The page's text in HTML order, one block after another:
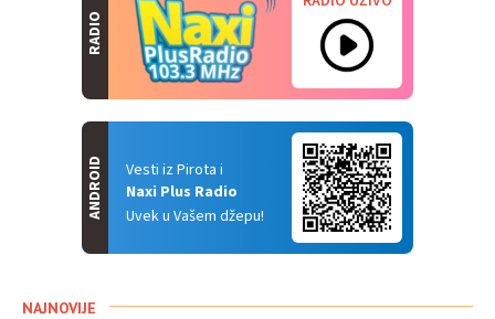
RADIO
Vesti iz Pirota i
Naxi Plus Radio
Uvek u Vašem džepu!
ANDROID
NAJNOVIJE